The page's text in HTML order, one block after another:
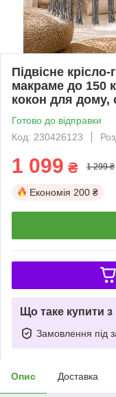
Підвісне
макраме до 150
кокон для дому,
Готово до відправки
Код: 230426123
1 099 ₴ 1 299 ₴
Економія 200 ₴
Що таке купити
Замовлення під
Опис Доставка